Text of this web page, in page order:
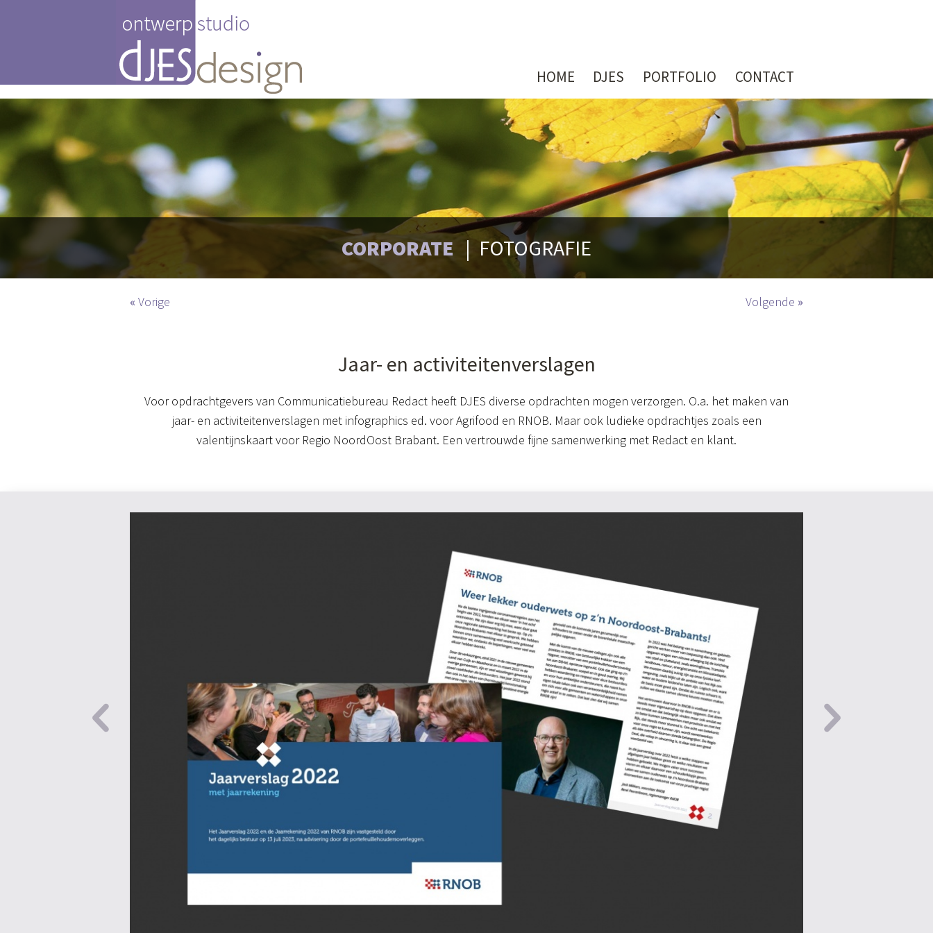
HOME DJES PORTFOLIO CONTACT
CORPORATE FOTOGRAFIE
« Vorige Volgende »
Jaar- en activiteitenverslagen
Voor opdrachtgevers van Communicatiebureau Redact heeft DJES diverse opdrachten mogen verzorgen. O.a. het maken van
jaar- en activiteitenverslagen met infographics ed. voor Agrifood en RNOB. Maar ook ludieke opdrachtjes zoals een
valentijnskaart voor Regio NoordOost Brabant. Een vertrouwde fijne samenwerking met Redact en klant.